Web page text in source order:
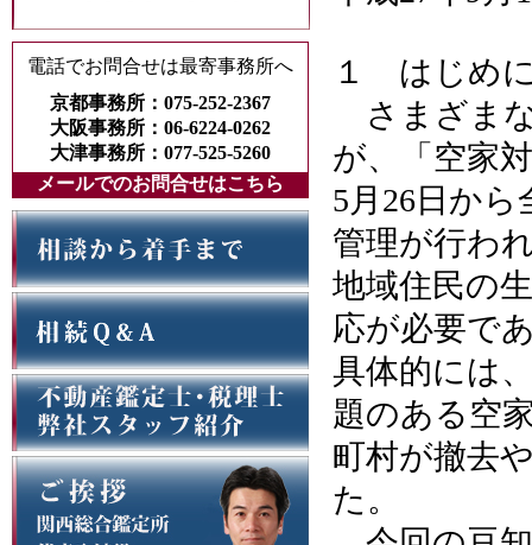
電話でお問合せは最寄事務所へ
京都事務所：075-252-2367
大阪事務所：06-6224-0262
大津事務所：077-525-5260
メールでのお問合せはこちら
１ はじめ
さまざま
が、「空家
5月26日か
管理が行わ
地域住民の
応が必要で
具体的には
題のある空
町村が撤去
た。